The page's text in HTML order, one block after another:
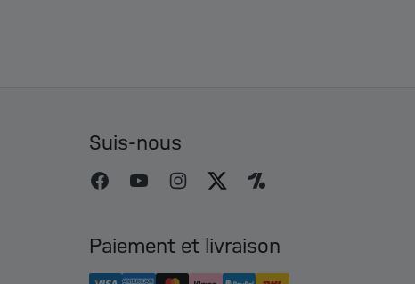
Suis-nous
Paiement et livraison